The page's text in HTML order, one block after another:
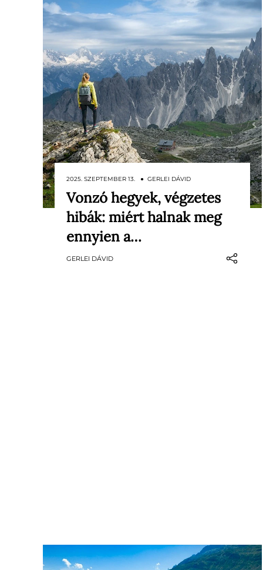
Ha az Alpokban bekövetkező
tragédiákról esik szó, elsőre
valószínűleg téli síbalesetek, esetleg
lavinák jutnak az eszünkbe, és
valóban: az eddigi tapasztalatok
2025. SZEPTEMBER 13. ● GERLEI DÁVID
Vonzó hegyek, végzetes
hibák: miért halnak meg
ennyien a…
GERLEI DÁVID